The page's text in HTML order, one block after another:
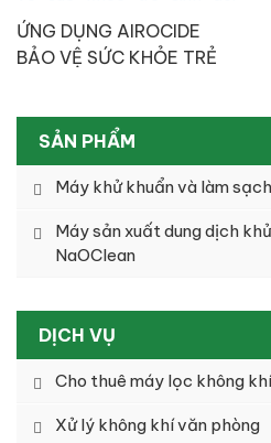
ỨNG DỤNG AIROCIDE
BẢO VỆ SỨC KHỎE TRẺ
SẢN PHẨM
Máy khử khuẩn và làm
Máy sản xuất dung dịch
NaOClean
DỊCH VỤ
Cho thuê máy lọc không khí
Xử lý không khí văn phòng